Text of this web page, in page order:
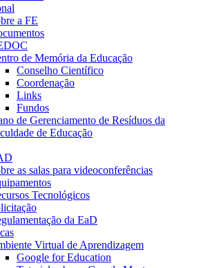
a FE
de Memória da Educação
Conselho Científico
Coordenação
Links
Fundos
de Gerenciamento de Resíduos da
de Educação
as salas para videoconferências
Tecnológicos
da EaD
Virtual de Aprendizagem
Google for Education